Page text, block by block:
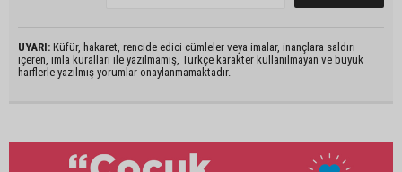
UYARI: Küfür, hakaret, rencide edici cümleler veya imalar, inançlara saldırı
içeren, imla kuralları ile yazılmamış, Türkçe karakter kullanılmayan ve büyük
harflerle yazılmış yorumlar onaylanmamaktadır.